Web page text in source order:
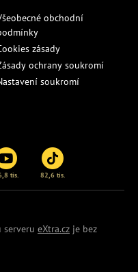
obchodní
zásady
ochrany soukromí
soukromí
tis. 82,6 tis.
eXtra.cz je bez